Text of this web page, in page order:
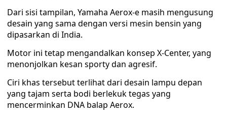
Dari sisi tampilan, Yamaha Aerox-e masih mengusung
desain yang sama dengan versi mesin bensin yang
dipasarkan di India.
Motor ini tetap mengandalkan konsep X-Center, yang
menonjolkan kesan sporty dan agresif.
Ciri khas tersebut terlihat dari desain lampu depan
yang tajam serta bodi berlekuk tegas yang
mencerminkan DNA balap Aerox.